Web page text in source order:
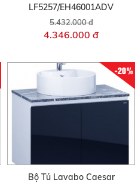
LF5257/EH46001ADV
5.432.000 đ
4.346.000 đ
-20%
Bộ Tủ Lavabo Caesar